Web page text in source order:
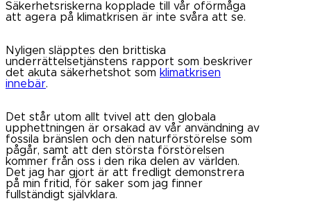
Säkerhetsriskerna kopplade till vår oförmåga
att agera på klimatkrisen är inte svåra att se.
Nyligen släpptes den brittiska
underrättelsetjänstens rapport som beskriver
det akuta säkerhetshot som klimatkrisen
innebär.
Det står utom allt tvivel att den globala
upphettningen är orsakad av vår användning av
fossila bränslen och den naturförstörelse som
pågår, samt att den största förstörelsen
kommer från oss i den rika delen av världen.
Det jag har gjort är att fredligt demonstrera
på min fritid, för saker som jag finner
fullständigt självklara.